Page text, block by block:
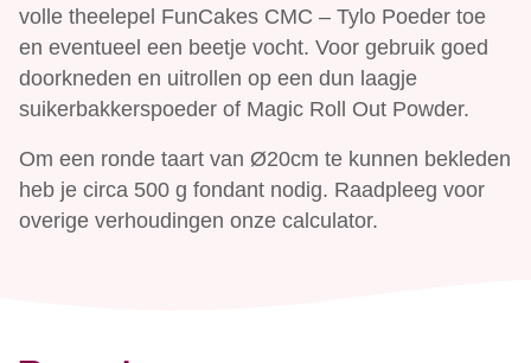
volle theelepel FunCakes CMC – Tylo Poeder toe
en eventueel een beetje vocht. Voor gebruik goed
doorkneden en uitrollen op een dun laagje
suikerbakkerspoeder of Magic Roll Out Powder.
Om een ronde taart van Ø20cm te kunnen bekleden
heb je circa 500 g fondant nodig. Raadpleeg voor
overige verhoudingen onze calculator.